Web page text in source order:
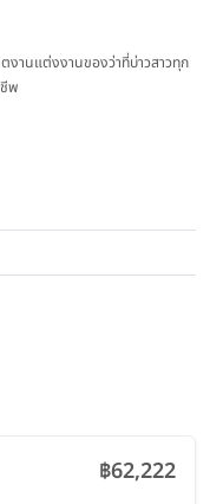
นแต่งงานของว่าที่บ่าวสาวทุก
พ
฿62,222